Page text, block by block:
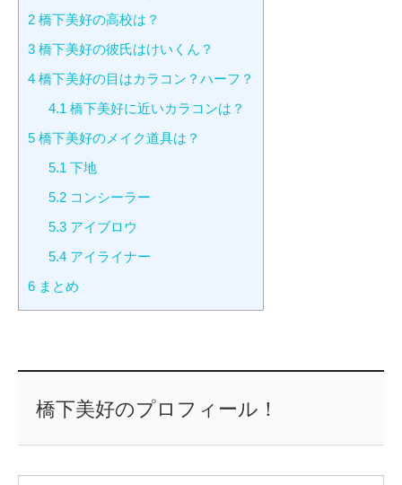
2 橋下美好の高校は？
3 橋下美好の彼氏はけいくん？
4 橋下美好の目はカラコン？ハーフ？
4.1 橋下美好に近いカラコンは？
5 橋下美好のメイク道具は？
5.1 下地
5.2コンシーラー
5.3アイブロウ
5.4アイライナー
6 まとめ
橋下美好のプロフィール！